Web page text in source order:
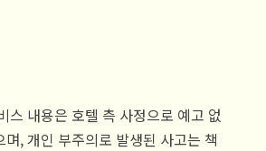
스 내용은 호텔 측 사정으로 예고 없
며, 개인 부주의로 발생된 사고는 책